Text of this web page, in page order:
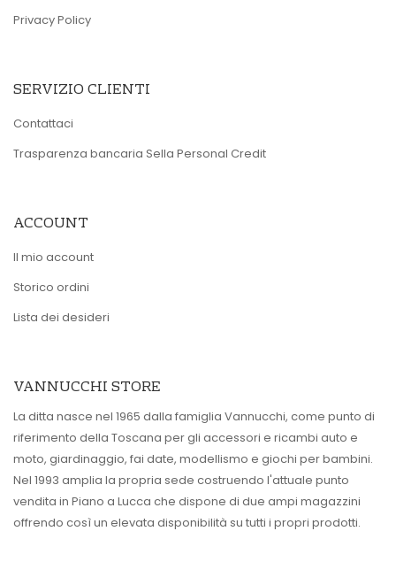
Privacy Policy
SERVIZIO CLIENTI
Contattaci
Trasparenza bancaria Sella Personal Credit
ACCOUNT
Il mio account
Storico ordini
Lista dei desideri
VANNUCCHI STORE
La ditta nasce nel 1965 dalla famiglia Vannucchi, come punto di
riferimento della Toscana per gli accessori e ricambi auto e
moto, giardinaggio, fai date, modellismo e giochi per bambini.
Nel 1993 amplia la propria sede costruendo l'attuale punto
vendita in Piano a Lucca che dispone di due ampi magazzini
offrendo così un elevata disponibilità su tutti i propri prodotti.